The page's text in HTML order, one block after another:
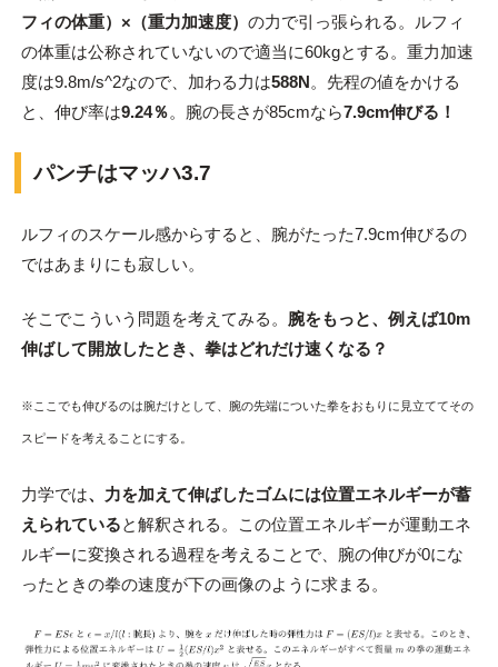
フィの体重）×（重力加速度） の力で引っ張られる。ルフィ
の体重は公称されていないので適当に60kgとする。重力加速
度は9.8m/s^2なので、加わる力は588N。先程の値をかける
と、伸び率は9.24％。腕の長さが85cmなら7.9cm伸びる！
パンチはマッハ3.7
ルフィのスケール感からすると、腕がたった7.9cm伸びるの
ではあまりにも寂しい。
そこでこういう問題を考えてみる。 腕をもっと、例えば10m
伸ばして開放したとき、拳はどれだけ速くなる？
※ここでも伸びるのは腕だけとして、腕の先端についた拳をおもりに見立ててその
スピードを考えることにする。
力学では、力を加えて伸ばしたゴムには位置エネルギーが蓄
えられていると解釈される。この位置エネルギーが運動エネ
ルギーに変換される過程を考えることで、腕の伸びが0にな
ったときの拳の速度が下の画像のように求まる。